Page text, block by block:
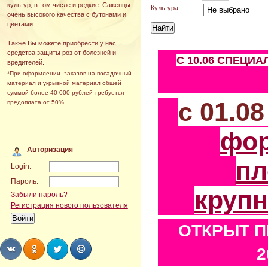
культур, в том числе и редкие. Саженцы
очень высокого качества с бутонами и
цветами.
Также Вы можете приобрести у нас
средства защиты роз от болезней и
вредителей.
*При оформлении заказов на посадочный
материал и укрывной материал общей
суммой более 40 000 рублей требуется
предоплата от 50%.
Авторизация
Login:
Пароль:
Забыли пароль?
Регистрация нового пользователя
Культура
С 10.06
с
ОТКРЫТ